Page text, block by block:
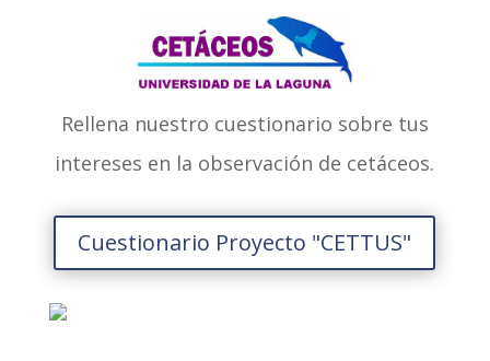
Rellena nuestro cuestionario sobre tus
intereses en la observación de cetáceos.
Cuestionario Proyecto "CETTUS"